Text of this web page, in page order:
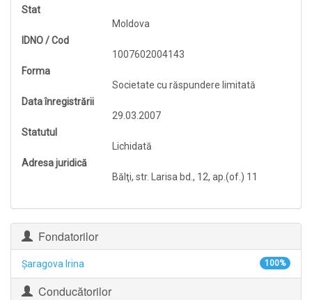
Stat
Moldova
IDNO / Cod
1007602004143
Forma
Societate cu răspundere limitată
Data înregistrării
29.03.2007
Statutul
Lichidată
Adresa juridică
Bălţi, str. Larisa bd., 12, ap.(of.) 11
Fondatorilor
Şaragova Irina 100%
Conducătorilor